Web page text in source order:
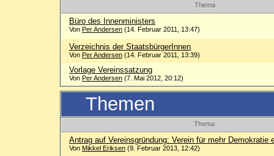
Thema
Büro des Innenministers
Von Per Andersen (14. Februar 2011, 13:47)
Verzeichnis der StaatsbürgerInnen
Von Per Andersen (14. Februar 2011, 13:39)
Vorlage Vereinssatzung
Von Per Andersen (7. Mai 2012, 20:12)
Themen
Thema
Antrag auf Vereinsgründung: Verein für mehr Demokratie
Von Mikkel Eriksen (9. Februar 2013, 12:42)